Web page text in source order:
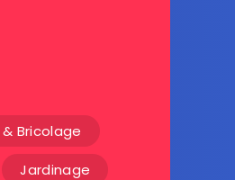
Bricolage
Jardinage